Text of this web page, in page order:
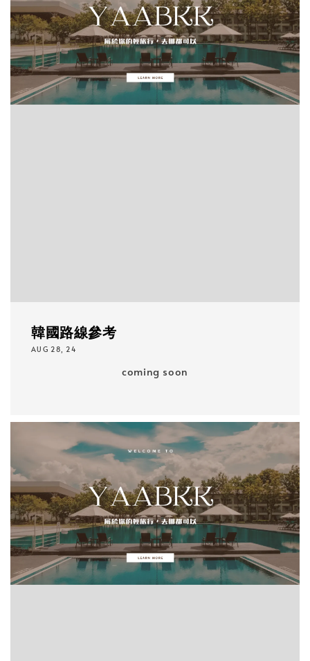
韓國路線參考
AUG 28, 24
coming soon